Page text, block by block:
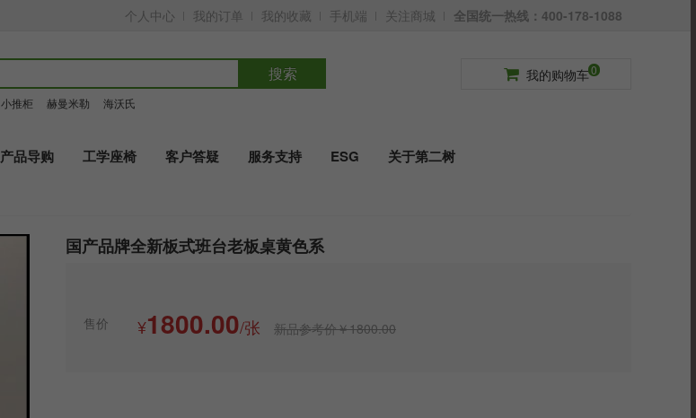
个人中心 我的订单 我的收藏 手机端 关注商城 全国统一热线：400-178-1088
搜索
小推柜 赫曼米勒 海沃氏
我的购物车0
产品导购 工学座椅 客户答疑 服务支持 ESG 关于第二树
请登录
国产品牌全新板式班台老板桌黄色系
售价 ¥1800.00/张 新品参考价￥1800.00